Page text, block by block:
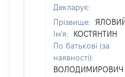
Декларує:
Прізвище:
ЯЛОВИЙ
Ім'я:
КОСТЯНТИН
По батькові (за
наявності):
ВОЛОДИМИРОВИЧ